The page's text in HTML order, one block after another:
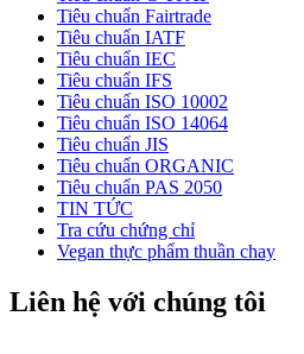
Tiêu chuẩn Fairtrade
Tiêu chuẩn IATF
Tiêu chuẩn IEC
Tiêu chuẩn IFS
Tiêu chuẩn ISO 10002
Tiêu chuẩn ISO 14064
Tiêu chuẩn JIS
Tiêu chuẩn ORGANIC
Tiêu chuẩn PAS 2050
TIN TỨC
Tra cứu chứng chỉ
Vegan thực phẩm thuần chay
Liên hệ với chúng tôi